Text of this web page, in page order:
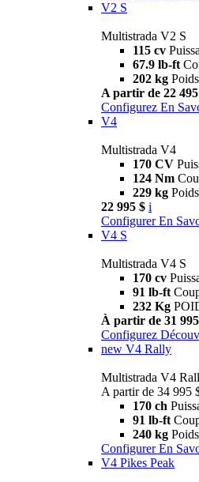
V2 S
Multistrada V2 S
115 cv
67.9 lb-ft
202 kg
A partir de 22
Configurez En
V4
Multistrada V4
170 CV
124 Nm
229 kg
22 995 $ i
Configurer En
V4 S
Multistrada V4 S
170 cv
91 lb-ft
232 Kg
À partir de 31
Configurez
new V4 Rally
Multistrada V4
A partir de 34 995
170 ch
91 lb-ft
240 kg
Configurer En
V4 Pikes Peak